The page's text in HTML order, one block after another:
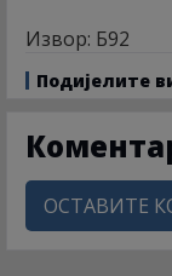
Извор: Б92
Подијелите
ОСТАВИТЕ